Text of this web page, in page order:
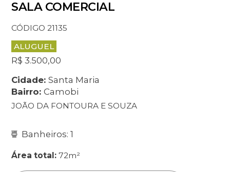
SALA COMERCIAL
CÓDIGO 21135
ALUGUEL
R$ 3.500,00
Cidade:Santa Maria
Bairro:Camobi
JOÃO DA FONTOURA E SOUZA
Banheiros: 1
Área total:72m²